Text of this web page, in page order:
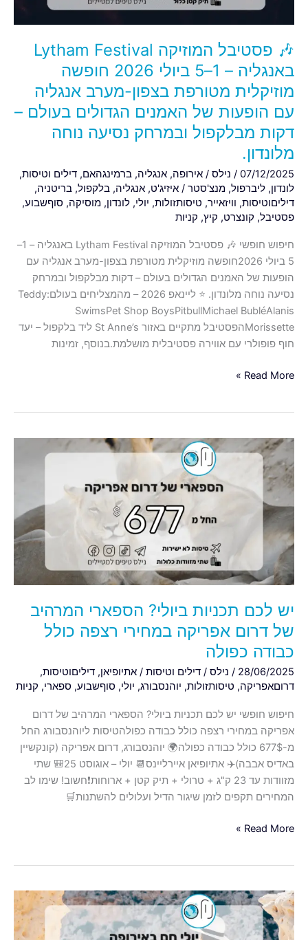
🎶 פסטיבל המוזיקה Lytham Festival
באנגליה – 1–5 ביולי 2026 חופשה
מוזיקלית מטורפת בצפון-מערב אנגליה
עם הופעות של האמנים הגדולים בעולם –
דקות מבלקפול ובמרחק נסיעה נוחה
מלונדון.
07/12/2025
/ נילס / אירופה, אנגליה, ברמינגהאם, דילים וטיסות,
לונדון, ליברפול, מנצ'סטר / איזיג'ט, אנגליה, בלקפול, בריטניה,
דיליםוטיסות, וויזאייר, טיסותזולות, יולי, לונדון, מוסיקה, סוףשבוע,
פסטיבל, קונצרט, קיץ, קניות
חיפוש חופשי 🎶 פסטיבל המוזיקה Lytham Festival באנגליה – 1–
5 ביולי 2026חופשה מוזיקלית מטורפת בצפון-מערב אנגליה עם
הופעות של האמנים הגדולים בעולם – דקות מבלקפול ובמרחק
נסיעה נוחה מלונדון. ⭐ ליינאפ 2026 – מהמצליחים בעולם:Teddy
SwimsPet Shop BoysPitbullMichael BubléAlanis
Morissetteהפסטיבל מתקיים באזור St Anne’s ליד בלקפול – יעד
חוף פופולרי עם אווירה פסטיבלית מושלמת.בנוסף, זמינות
2026
חופשה
מטורפת
בצפון-מערב
אנגליה
עם
של
האמנים
הגדולים
–
דקות
מבלקפול
ובמרחק
נסיעה
נוחה
מלונדון.
Read More »
יש לכם תכניות ביולי? הספארי המרהיב
של דרום אפריקה במחירי רצפה כולל
כבודה כפולה
28/06/2025
/ נילס / דילים וטיסות / אתיופיאן, דיליםוטיסות,
דרוםאפריקה, טיסותזולות, יוהנסבורג, יולי, סוףשבוע, ספארי, קניות
חיפוש חופשי יש לכם תכניות ביולי? הספארי המרהיב של דרום
אפריקה במחירי רצפה כולל כבודה כפולהטיסות ליוהנסבורג החל
מ-677$ כולל כבודה כפולה🌍 יוהנסבורג, דרום אפריקה (קונקשיין
באדיס אבבה)✈️ אתיופיאן איירליינס📆 יולי – אוגוסט 25🎒 שתי
מזוודות עד 23 ק"ג + טרולי + תיק קטן + ארוחות❗️חשוב! שימו לב
המחירים תקפים לזמן שיגור הדיל ועלולים להשתנות🛒
יש
לכם
תכניות
ביולי?
הספארי
המרהיב
של
דרום
אפריקה
רצפה
כולל
כפולה
Read More »
יולי
חם
עם